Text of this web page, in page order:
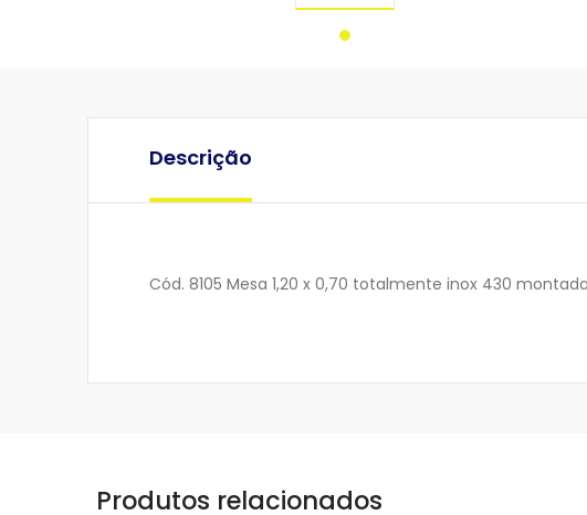
Descrição
Cód. 8105 Mesa 1,20 x 0,70 totalmente inox 430
Produtos relacionados